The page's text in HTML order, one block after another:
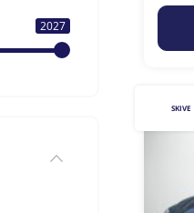
2027
SKIVE